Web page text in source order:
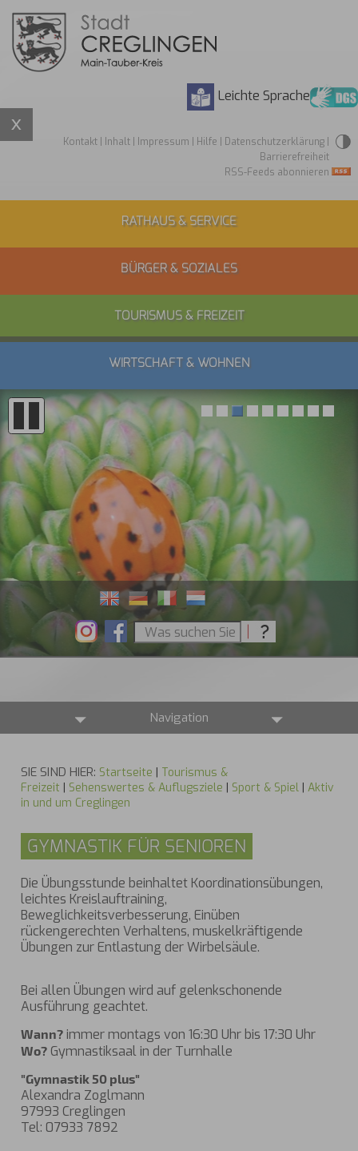
Leichte Sprache
Kontakt| Inhalt| Impressum Hilfe Datenschutzerklärung|
Barrierefreiheit
RSS-Feeds abonnieren
RATHAUS & SERVICE
BÜRGER & SOZIALES
TOURISMUS & FREIZEIT
WIRTSCHAFT & WOHNEN
Navigation
SIE SIND HIER: Startseite | Tourismus &
Freizeit | Sehenswertes & Auflugsziele | Sport & Spiel| Aktiv
in und um Creglingen
GYMNASTIK FÜR SENIOREN
Die Übungsstunde beinhaltet Koordinationsübungen,
leichtes Kreislauftraining,
Beweglichkeitsverbesserung, Einüben
rückengerechten Verhaltens, muskelkräftigende
Übungen zur Entlastung der Wirbelsäule.
Bei allen Übungen wird auf gelenkschonende
Ausführung geachtet.
Wann?immer montags von 16:30 Uhr bis 17:30 Uhr
Wo?Gymnastiksaal in der Turnhalle
"Gymnastik 50 plus"
Alexandra Zoglmann
97993 Creglingen
Tel: 07933 7892